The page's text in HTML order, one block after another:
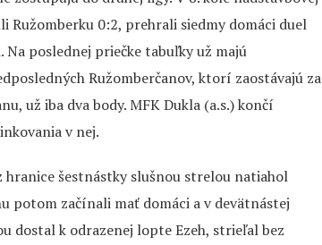
Ružomberku 0:2, prehrali siedmy domáci duel
poslednej priečke tabuľky už majú
Ružomberčanov, ktorí zaostávajú za
už iba dva body. MFK Dukla (a.s.) končí
v nej.
hranice šestnástky slušnou strelou natiahol
potom začínali mať domáci a v devätnástej
dostal k odrazenej lopte Ezeh, strieľal bez